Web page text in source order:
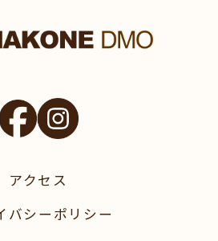
アクセス
バシーポリシー